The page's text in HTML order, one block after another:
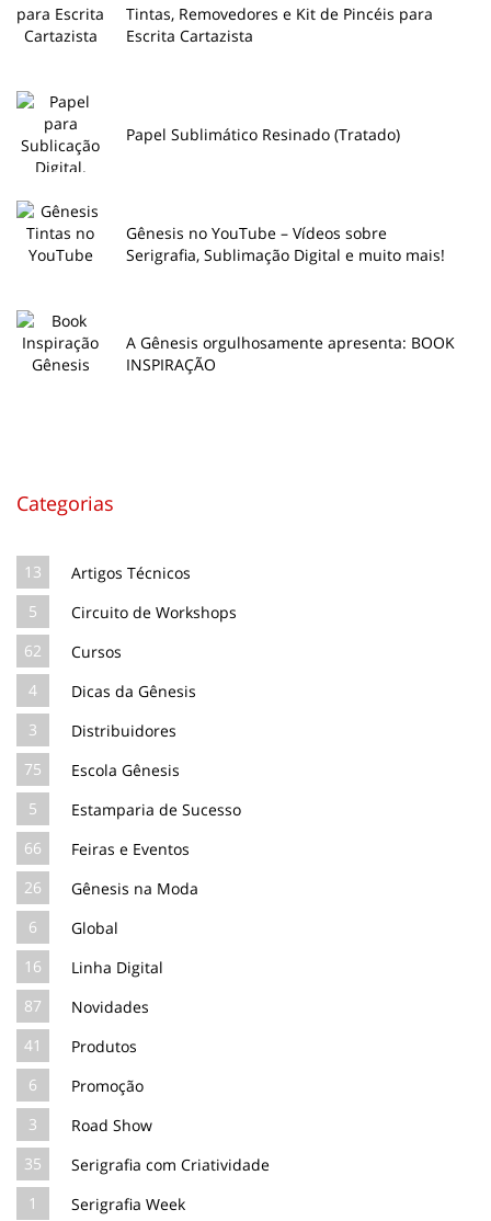
Tintas, Removedores e Kit de Pincéis para
Escrita Cartazista
Papel Sublimático Resinado (Tratado)
Gênesis no YouTube – Vídeos sobre
Serigrafia, Sublimação Digital e muito mais!
A Gênesis orgulhosamente apresenta: BOOK
INSPIRAÇÃO
Categorias
13
Artigos Técnicos
5
Circuito de Workshops
62
Cursos
4
Dicas da Gênesis
3
Distribuidores
75
Escola Gênesis
5
Estamparia de Sucesso
66
Feiras e Eventos
26
Gênesis na Moda
6
Global
16
Linha Digital
87
Novidades
41
Produtos
6
Promoção
3
Road Show
35
Serigrafia com Criatividade
1
Serigrafia Week